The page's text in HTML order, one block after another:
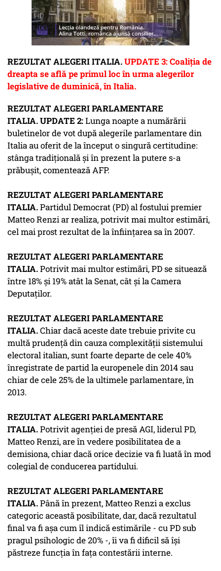
REZULTAT ALEGERI ITALIA.UPDATE 3:Coaliţia de
dreapta se află pe primul loc în urma alegerilor
legislative de duminică, în Italia.
REZULTAT ALEGERI PARLAMENTARE
ITALIA.UPDATE 2:Lunga noapte a numărării
buletinelor de vot după alegerile parlamentare din
Italia au oferit de la început o singură certitudine:
stânga tradiţională şi în prezent la putere s-a
prăbuşit, comentează AFP.
REZULTAT ALEGERI PARLAMENTARE
ITALIA.Partidul Democrat (PD) al fostului premier
Matteo Renzi ar realiza, potrivit mai multor estimări,
cel mai prost rezultat de la înfiinţarea sa în 2007.
REZULTAT ALEGERI PARLAMENTARE
ITALIA.Potrivit mai multor estimări, PD se situează
între 18% şi 19% atât la Senat, cât şi la Camera
Deputaţilor.
REZULTAT ALEGERI PARLAMENTARE
ITALIA.Chiar dacă aceste date trebuie privite cu
multă prudenţă din cauza complexităţii sistemului
electoral italian, sunt foarte departe de cele 40%
înregistrate de partid la europenele din 2014 sau
chiar de cele 25% de la ultimele parlamentare, în
2013.
REZULTAT ALEGERI PARLAMENTARE
ITALIA.Potrivit agenţiei de presă AGI, liderul PD,
Matteo Renzi, are în vedere posibilitatea de a
demisiona, chiar dacă orice decizie va fi luată în mod
colegial de conducerea partidului.
REZULTAT ALEGERI PARLAMENTARE
ITALIA.Până în prezent, Matteo Renzi a exclus
categoric această posibilitate, dar, dacă rezultatul
final va fi aşa cum îl indică estimările - cu PD sub
pragul psihologic de 20% -, îi va fi dificil să îşi
păstreze funcţia în faţa contestării interne.